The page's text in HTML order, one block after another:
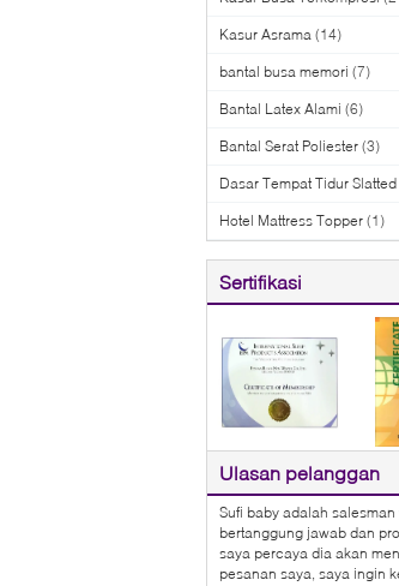
Kasur Asrama (14)
bantal busa memori (7)
Bantal Latex Alami (6)
Bantal Serat Poliester (3)
Dasar Tempat Tidur Slatted
Hotel Mattress Topper (1)
Sertifikasi
Ulasan pelanggan
Sufi baby adalah salesman
bertanggung jawab dan
saya percaya dia akan
pesanan saya, saya ingin